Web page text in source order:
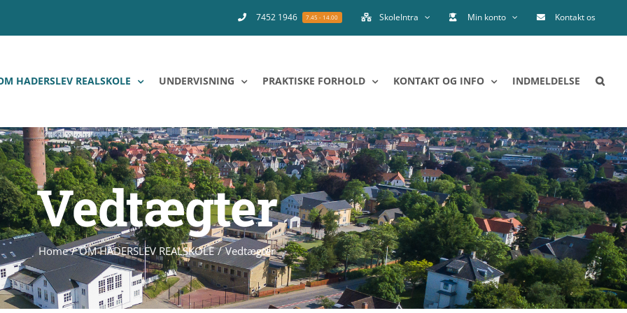
7452 1946 7.45 - 14.00 SkoleIntra Min konto Kontakt os
HADERSLEV REALSKOLE UNDERVISNING PRAKTISKE FORHOLD KONTAKT OG INFO INDMELDELSE
Vedtægter
Home OM HADERSLEV REALSKOLE Vedtægter